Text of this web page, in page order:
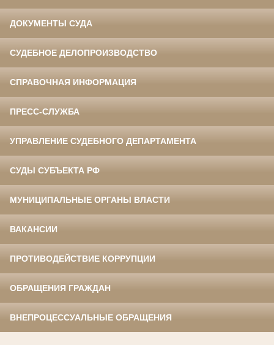
ДОКУМЕНТЫ СУДА
СУДЕБНОЕ ДЕЛОПРОИЗВОДСТВО
СПРАВОЧНАЯ ИНФОРМАЦИЯ
ПРЕСС-СЛУЖБА
УПРАВЛЕНИЕ СУДЕБНОГО ДЕПАРТАМЕНТА
СУДЫ СУБЪЕКТА РФ
МУНИЦИПАЛЬНЫЕ ОРГАНЫ ВЛАСТИ
ВАКАНСИИ
ПРОТИВОДЕЙСТВИЕ КОРРУПЦИИ
ОБРАЩЕНИЯ ГРАЖДАН
ВНЕПРОЦЕССУАЛЬНЫЕ ОБРАЩЕНИЯ